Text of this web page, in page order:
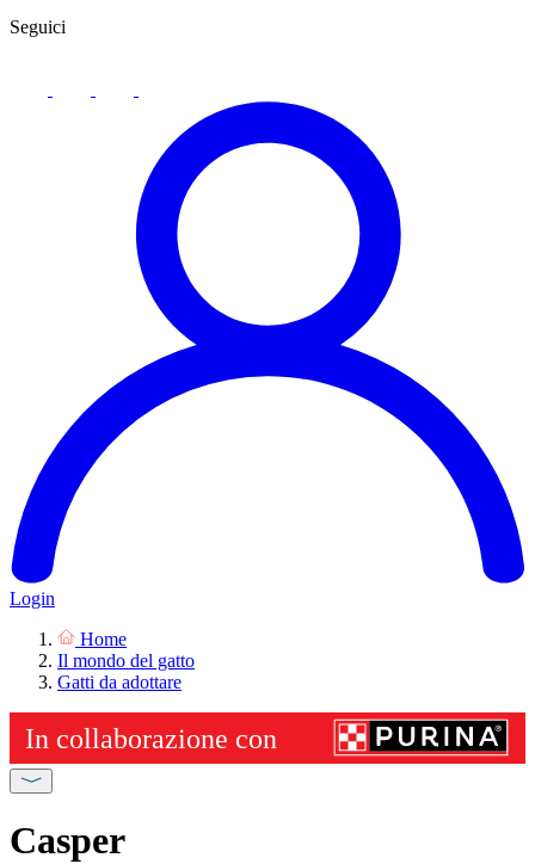
Seguici
Login
Home
Il mondo del gatto
Gatti da adottare
Casper